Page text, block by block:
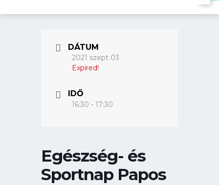
DÁTUM
2021 szept 03
Expired!
IDŐ
16:30 - 17:30
Egészség- és
Sportnap Papos